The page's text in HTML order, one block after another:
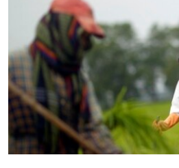
ကြည့်
ရန်
ပင်မ
အ
ညွန်း
စာမျက်နှာ
အစ္စရေး-ပါလက်စတိုင်း
အင်္ဂလိပ်စာလေ့လာမယ်
အမေရိကန်သုံးအီဒီယံ
မကြေးမုံရဲ့ အင်္ဂလိပ်စာ
ရုပ်ရှင်ထဲက အင်္ဂလိပ်စာ
သုတပဒေသာ အင်္ဂလိပ်စာ
အပတ်စဉ်ကဏ္ဍများ
ရေဒီယို
တီဗွီ
ရေဒီယိုနှင့်ရုပ်သံ အချက်အလက်များ
ရေဒီယို/တီဗွီအစီအစဉ်
Learning English